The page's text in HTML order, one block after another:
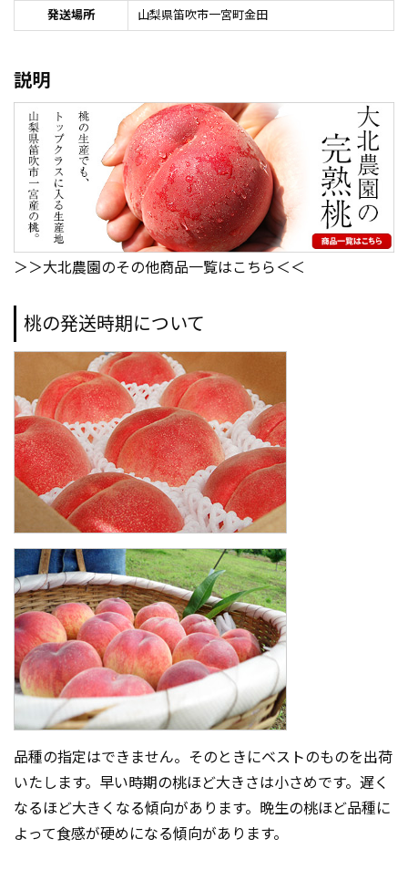
発送場所 山梨県笛吹市一宮町金田
説明
＞＞大北農園のその他商品一覧はこちら＜＜
桃の発送時期について
品種の指定はできません。そのときにベストのものを出荷
いたします。早い時期の桃ほど大きさは小さめです。遅く
なるほど大きくなる傾向があります。晩生の桃ほど品種に
よって食感が硬めになる傾向があります。